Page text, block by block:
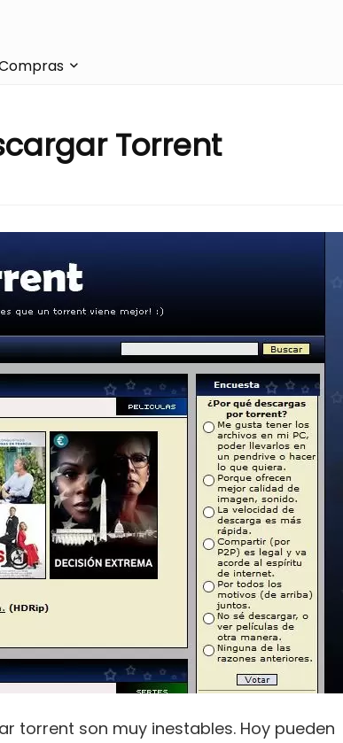
Torrent
torrent son muy inestables. Hoy pueden